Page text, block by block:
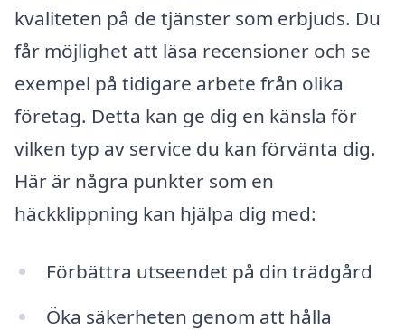
kvaliteten på de tjänster som erbjuds. Du
får möjlighet att läsa recensioner och se
exempel på tidigare arbete från olika
företag. Detta kan ge dig en känsla för
vilken typ av service du kan förvänta dig.
Här är några punkter som en
häckklippning kan hjälpa dig med:
Förbättra utseendet på din trädgård
Öka säkerheten genom att hålla